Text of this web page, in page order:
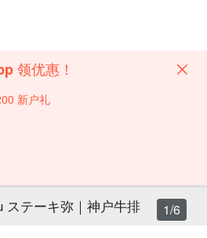
领优惠！
新户礼
ステーキ弥｜神户牛排 1/6